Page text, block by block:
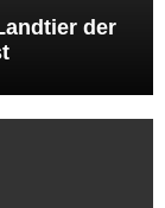
der